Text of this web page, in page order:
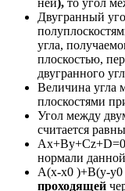
ней), то угол
Двугранный
угла,
плоскостью,
двугранного
Величина угла
плоскостями
Угол между
считается
нормали
A(x-x0 )+B(y-y0
проходящей